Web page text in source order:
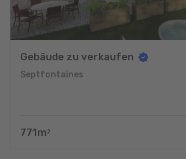
Gebäude zu verkaufen
Septfontaines
771m 2